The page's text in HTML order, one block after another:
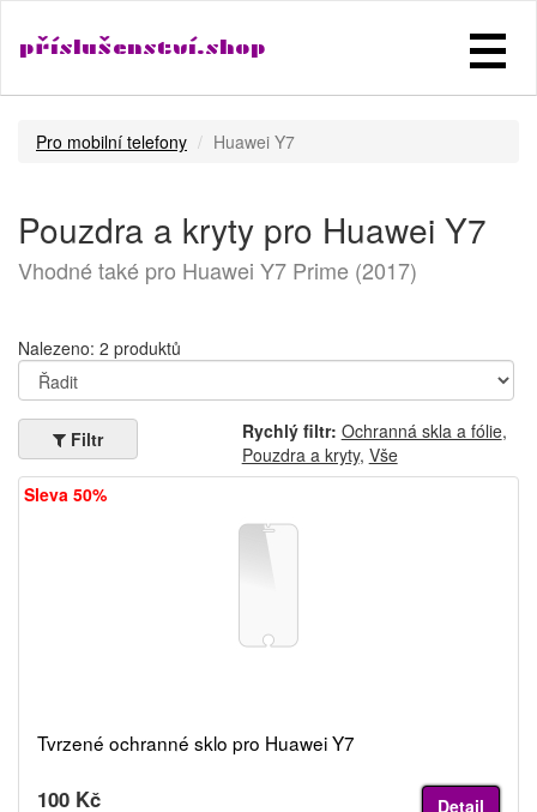
příslušenství.shop
Pro mobilní telefony Huawei Y7
Pouzdra a kryty pro Huawei Y7
Vhodné také pro Huawei Y7 Prime (2017)
Nalezeno: 2 produktů
Filtr Rychlý filtr: Ochranná skla a fólie,
Pouzdra a kryty, Vše
Sleva 50%
Tvrzené ochranné sklo pro Huawei Y7
100 Kč Detail